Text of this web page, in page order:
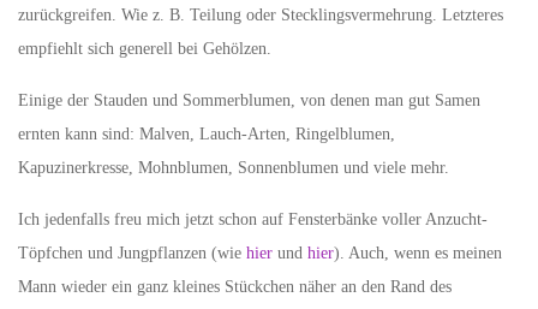
zurückgreifen. Wie z. B. Teilung oder Stecklingsvermehrung. Letzteres
empfiehlt sich generell bei Gehölzen.
Einige der Stauden und Sommerblumen, von denen man gut Samen
ernten kann sind: Malven, Lauch-Arten, Ringelblumen,
Kapuzinerkresse, Mohnblumen, Sonnenblumen und viele mehr.
Ich jedenfalls freu mich jetzt schon auf Fensterbänke voller Anzucht-
Töpfchen und Jungpflanzen (wie hier und hier). Auch, wenn es meinen
Mann wieder ein ganz kleines Stückchen näher an den Rand des